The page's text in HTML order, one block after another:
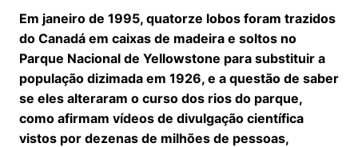
Em janeiro de 1995, quatorze lobos foram trazidos
do Canadá em caixas de madeira e soltos no
Parque Nacional de Yellowstone para substituir a
população dizimada em 1926, e a questão de saber
se eles alteraram o curso dos rios do parque,
como afirmam vídeos de divulgação científica
vistos por dezenas de milhões de pessoas,